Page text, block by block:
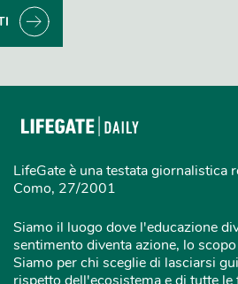
LifeGate è una testata giornalistica
Como, 27/2001
Siamo il luogo dove l'educazione
sentimento diventa azione, lo
Siamo per chi sceglie di lasciarsi